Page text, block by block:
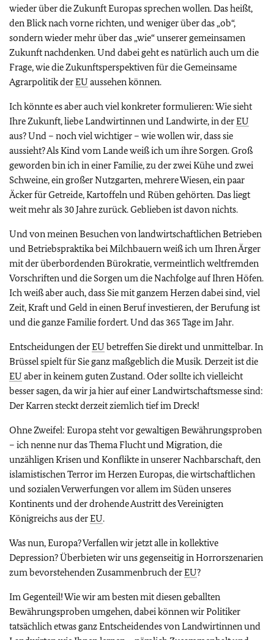
wieder über die Zukunft Europas sprechen wollen. Das heißt,
den Blick nach vorne richten, und weniger über das „ob“,
sondern wieder mehr über das „wie“ unserer gemeinsamen
Zukunft nachdenken. Und dabei geht es natürlich auch um die
Frage, wie die Zukunftsperspektiven für die Gemeinsame
Agrarpolitik derEU aussehen können.
Ich könnte es aber auch viel konkreter formulieren: Wie sieht
Ihre Zukunft, liebe Landwirtinnen und Landwirte, in derEU
aus? Und – noch viel wichtiger – wie wollen wir, dass sie
aussieht? Als Kind vom Lande weiß ich um ihre Sorgen. Groß
geworden bin ich in einer Familie, zu der zwei Kühe und zwei
Schweine, ein großer Nutzgarten, mehrere Wiesen, ein paar
Äcker für Getreide, Kartoffeln und Rüben gehörten. Das liegt
weit mehr als 30 Jahre zurück. Geblieben ist davon nichts.
Und von meinen Besuchen von landwirtschaftlichen Betrieben
und Betriebspraktika bei Milchbauern weiß ich um Ihren Ärger
mit der überbordenden Bürokratie, vermeintlich weltfremden
Vorschriften und die Sorgen um die Nachfolge auf Ihren Höfen.
Ich weiß aber auch, dass Sie mit ganzem Herzen dabei sind, viel
Zeit, Kraft und Geld in einen Beruf investieren, der Berufung ist
und die ganze Familie fordert. Und das 365 Tage im Jahr.
Entscheidungen derEU betreffen Sie direkt und unmittelbar. In
Brüssel spielt für Sie ganz maßgeblich die Musik. Derzeit ist die
EU aber in keinem guten Zustand. Oder sollte ich vielleicht
besser sagen, da wir ja hier auf einer Landwirtschaftsmesse sind:
Der Karren steckt derzeit ziemlich tief im Dreck!
Ohne Zweifel: Europa steht vor gewaltigen Bewährungsproben
– ich nenne nur das Thema Flucht und Migration, die
unzähligen Krisen und Konflikte in unserer Nachbarschaft, den
islamistischen Terror im Herzen Europas, die wirtschaftlichen
und sozialen Verwerfungen vor allem im Süden unseres
Kontinents und der drohende Austritt des Vereinigten
Königreichs aus derEU.
Was nun, Europa? Verfallen wir jetzt alle in kollektive
Depression? Überbieten wir uns gegenseitig in Horrorszenarien
zum bevorstehenden Zusammenbruch derEU?
Im Gegenteil! Wie wir am besten mit diesen geballten
Bewährungsproben umgehen, dabei können wir Politiker
tatsächlich etwas ganz Entscheidendes von Landwirtinnen und